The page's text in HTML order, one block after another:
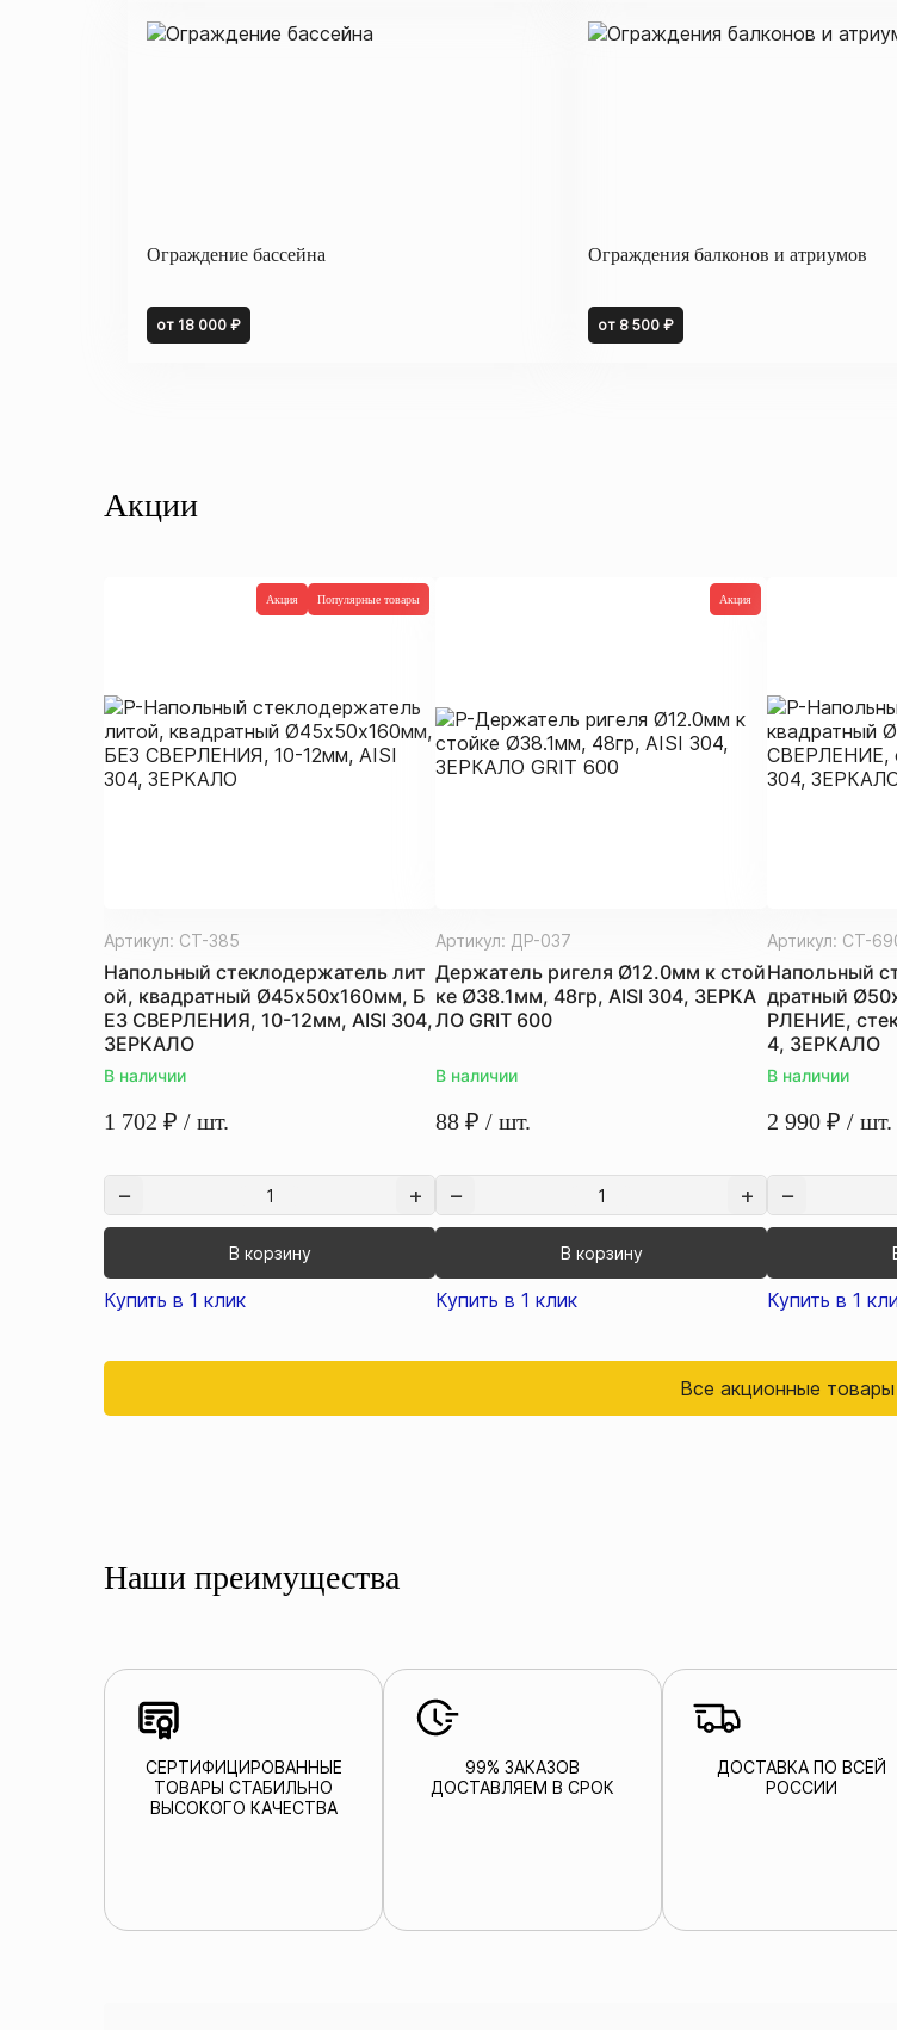
Ограждение бассейна
от 18 000 ₽
Ограждения балконов и атриумов
от 8 500 ₽
Акции
Акция Популярные товары
Артикул: СТ-385
Напольный стеклодержатель лит
ой, квадратный Ø45х50х160мм, Б
ЕЗ СВЕРЛЕНИЯ, 10-12мм, AISI 304,
ЗЕРКАЛО
В наличии
1 702 ₽ / шт.
В корзину
Купить в 1 клик
Акция
Артикул: ДР-037
Держатель ригеля Ø12.0мм к стой
ке Ø38.1мм, 48гр, AISI 304, ЗЕРКА
ЛО GRIT 600
В наличии
88 ₽ / шт.
В корзину
Купить в 1 клик
Артикул: СТ-
Напольный
дратный
РЛЕНИЕ,
4, ЗЕРКАЛО
В наличии
2 990 ₽ / шт.
Купить в 1
Все акционные товары
Наши преимущества
СЕРТИФИЦИРОВАННЫЕ
ТОВАРЫ СТАБИЛЬНО
ВЫСОКОГО КАЧЕСТВА
99% ЗАКАЗОВ
ДОСТАВЛЯЕМ В СРОК
ДОСТАВКА ПО ВСЕЙ
РОССИИ